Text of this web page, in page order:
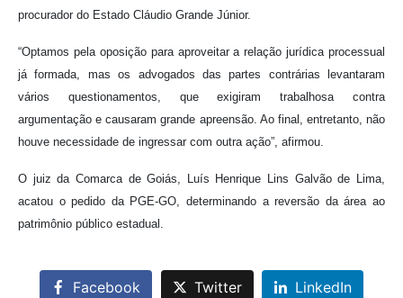
procurador do Estado Cláudio Grande Júnior.
“Optamos pela oposição para aproveitar a relação jurídica processual
já formada, mas os advogados das partes contrárias levantaram
vários questionamentos, que exigiram trabalhosa contra
argumentação e causaram grande apreensão. Ao final, entretanto, não
houve necessidade de ingressar com outra ação”, afirmou.
O juiz da Comarca de Goiás, Luís Henrique Lins Galvão de Lima,
acatou o pedido da PGE-GO, determinando a reversão da área ao
patrimônio público estadual.
Facebook Twitter LinkedIn